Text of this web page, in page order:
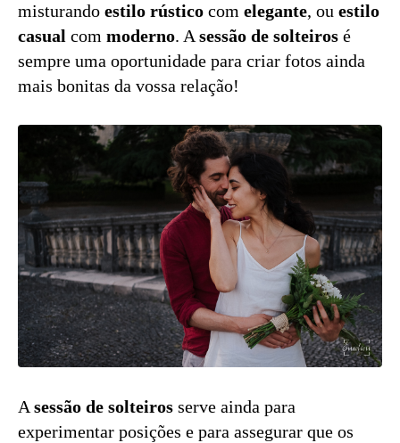
misturando estilo rústico com elegante, ou estilo
casual com moderno. A sessão de solteiros é
sempre uma oportunidade para criar fotos ainda
mais bonitas da vossa relação!
A sessão de solteiros serve ainda para
experimentar posições e para assegurar que os